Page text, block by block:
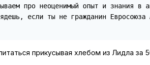
про неоценимый опыт и
если ты не гражданин
прикусывая хлебом из Лидла за